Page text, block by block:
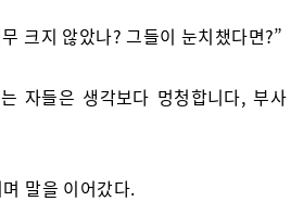
크지 않았나? 그들이 눈치챘다면?”
자들은 생각보다 멍청합니다, 부사
말을 이어갔다.